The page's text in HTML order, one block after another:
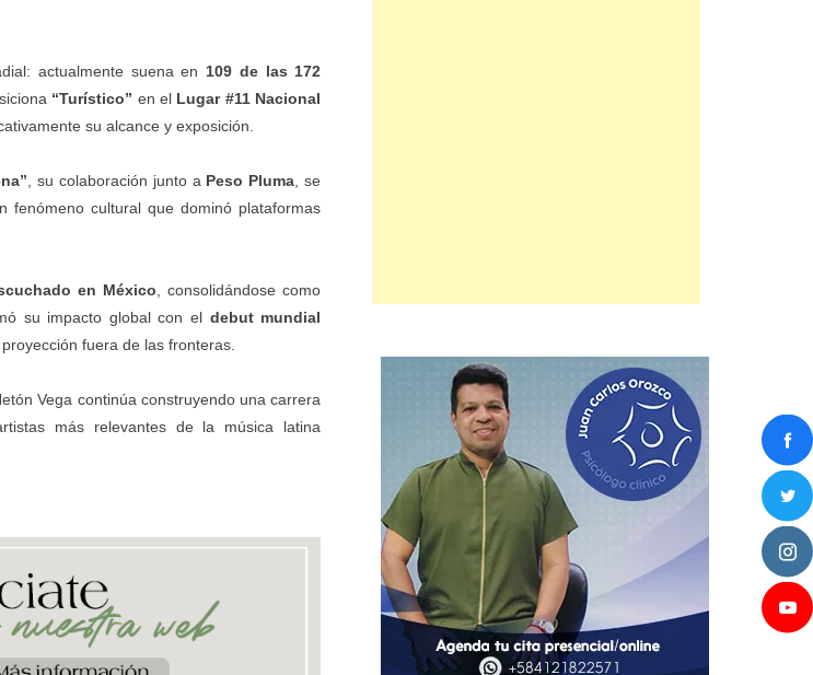
actualmente suena en109 de las 172
“Turístico” en el Lugar #11 Nacional
su alcance y exposición.
, su colaboración junto a Peso Pluma, se
fenómeno cultural que dominó plataformas
en México, consolidándose como
su impacto global con el debut mundial
fuera de las fronteras.
Vega continúa construyendo una carrera
más relevantes de la música latina